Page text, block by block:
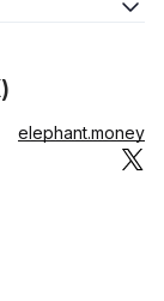
elephant.money